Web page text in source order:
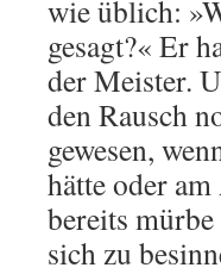
wie üblich:
gesagt?« Er
der Meister.
den Rausch
gewesen,
hätte oder
bereits
sich zu